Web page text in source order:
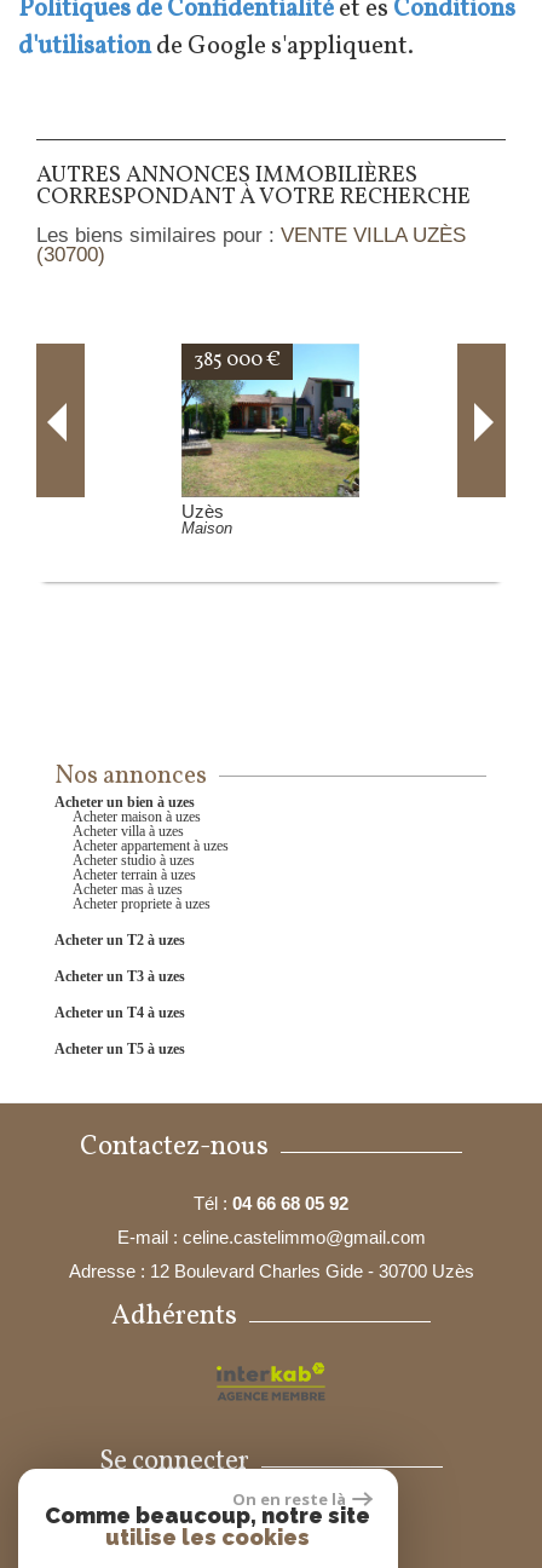
Politiques de Confidentialitéet es Conditions
d'utilisationde Google s'appliquent.
AUTRES ANNONCES IMMOBILIÈRES
CORRESPONDANT À VOTRE RECHERCHE
Les biens similaires pour : VENTE VILLA UZÈS
(30700)
Nos annonces
acheter un bien à uzes
acheter maison à uzes
acheter villa à uzes
acheter appartement à uzes
acheter studio à uzes
acheter terrain à uzes
acheter mas à uzes
acheter propriete à uzes
acheter un T2 à uzes
acheter un T3 à uzes
acheter un T4 à uzes
acheter un T5 à uzes
Contactez-nous
Tél : 04 66 68 05 92
E-mail : celine.castelimmo@gmail.com
Adresse : 12 Boulevard Charles Gide - 30700 Uzès
Adhérents
Se connecter
Espace propriétaires
On en reste là
Comme beaucoup, notre site
utilise les cookies